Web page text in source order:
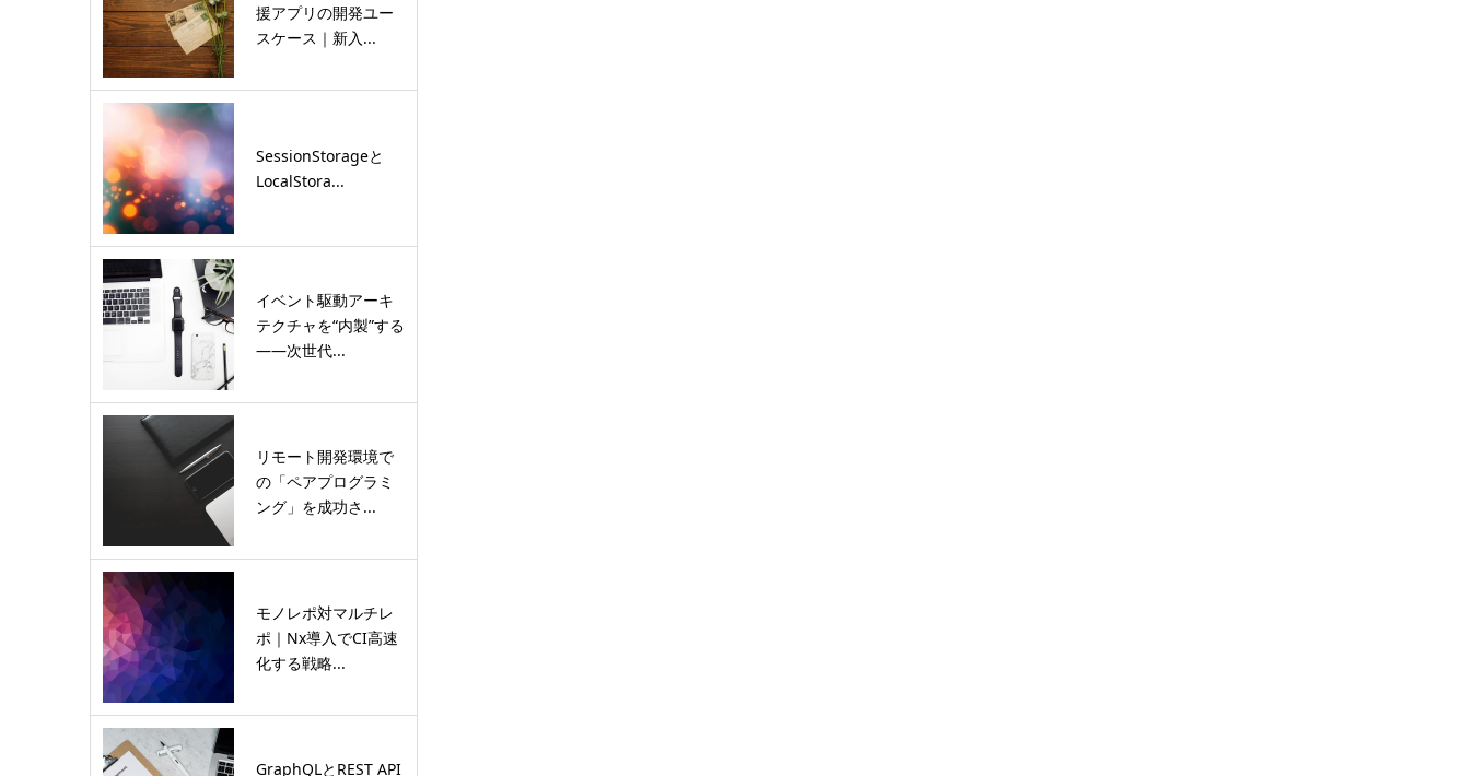
援アプリの開発ユー
スケース｜新入...
SessionStorageと
LocalStora...
イベント駆動アーキ
テクチャを“内製”する
――次世代...
リモート開発環境で
の「ペアプログラミ
ング」を成功さ...
モノレポ対マルチレ
ポ｜Nx導入でCI高速
化する戦略...
GraphQLとREST API